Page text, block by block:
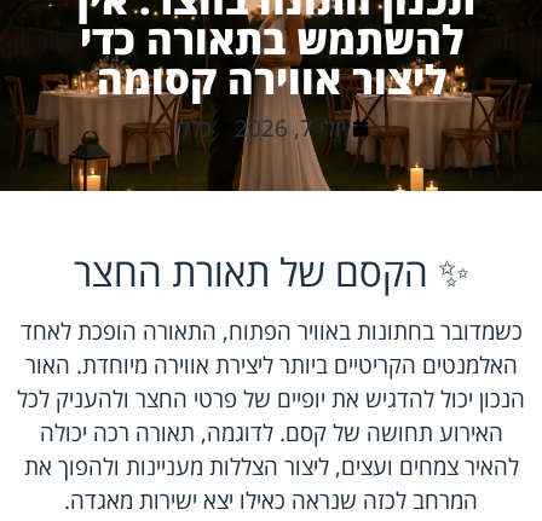
להשתמש בתאורה כדי
ליצור אווירה קסומה
יולי 7, 2026 כללי
✨ הקסם של תאורת החצר
כשמדובר בחתונות באוויר הפתוח, התאורה הופכת לאחד
האלמנטים הקריטיים ביותר ליצירת אווירה מיוחדת. האור
הנכון יכול להדגיש את יופיים של פרטי החצר ולהעניק לכל
האירוע תחושה של קסם. לדוגמה, תאורה רכה יכולה
להאיר צמחים ועצים, ליצור הצללות מעניינות ולהפוך את
המרחב לכזה שנראה כאילו יצא ישירות מאגדה.